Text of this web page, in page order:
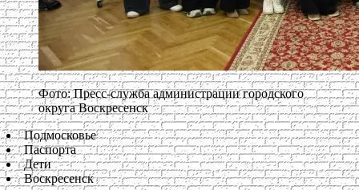
Фото: Пресс-служба администрации городского
округа Воскресенск
Подмосковье
Паспорта
Дети
Воскресенск